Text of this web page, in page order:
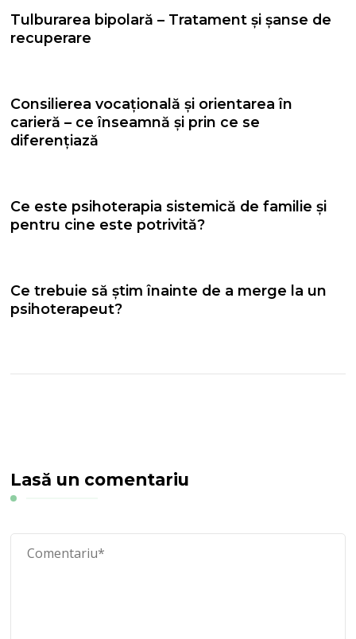
Tulburarea bipolară – Tratament și șanse de
recuperare
Consilierea vocațională și orientarea în
carieră – ce înseamnă și prin ce se
diferențiază
Ce este psihoterapia sistemică de familie și
pentru cine este potrivită?
Ce trebuie să știm înainte de a merge la un
psihoterapeut?
Lasă un comentariu